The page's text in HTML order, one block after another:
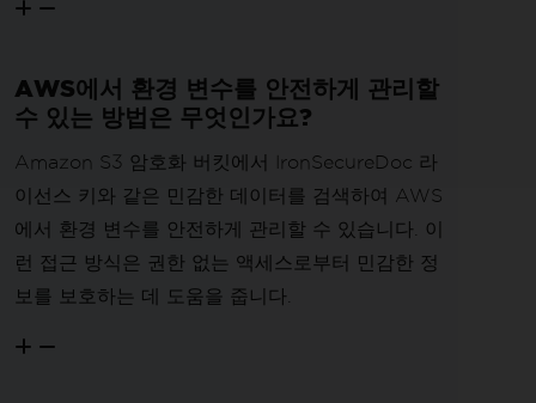
AWS에서 환경 변수를 안전하게 관리할
수 있는 방법은 무엇인가요?
Amazon S3 암호화 버킷에서 IronSecureDoc 라
이선스 키와 같은 민감한 데이터를 검색하여 AWS
에서 환경 변수를 안전하게 관리할 수 있습니다. 이
런 접근 방식은 권한 없는 액세스로부터 민감한 정
보를 보호하는 데 도움을 줍니다.